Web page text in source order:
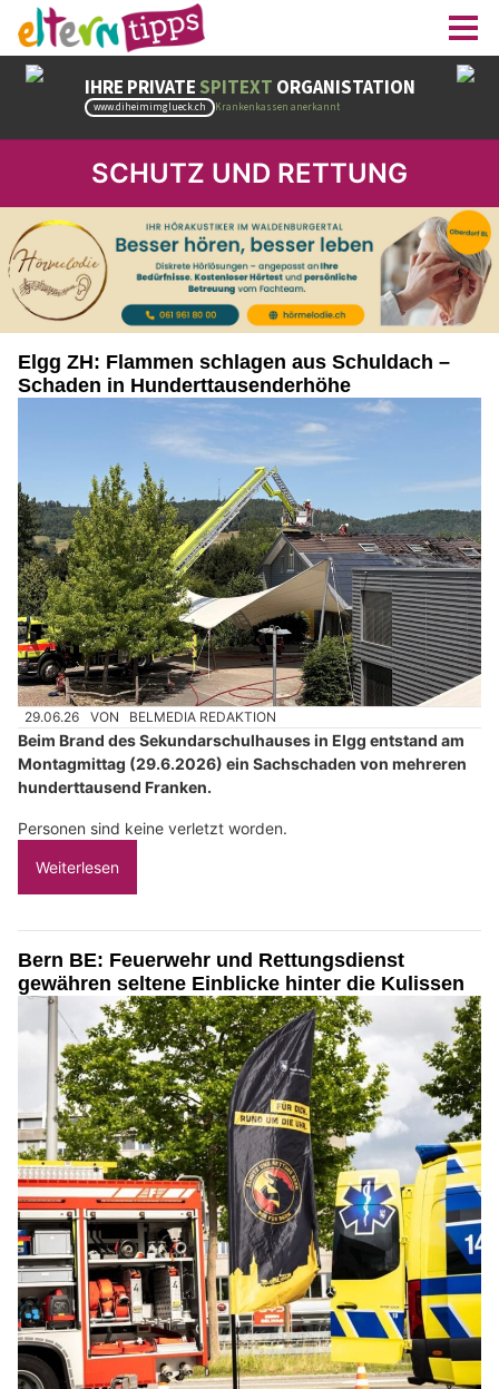
SCHUTZ UND RETTUNG
Elgg ZH: Flammen schlagen aus Schuldach –
Schaden in Hunderttausenderhöhe
29.06.26 VON BELMEDIA REDAKTION
Beim Brand des Sekundarschulhauses in Elgg entstand am
Montagmittag (29.6.2026) ein Sachschaden von mehreren
hunderttausend Franken.
Personen sind keine verletzt worden.
Weiterlesen
Bern BE: Feuerwehr und Rettungsdienst
gewähren seltene Einblicke hinter die Kulissen